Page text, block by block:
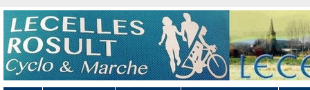
Aller
au
contenu
-
Aller